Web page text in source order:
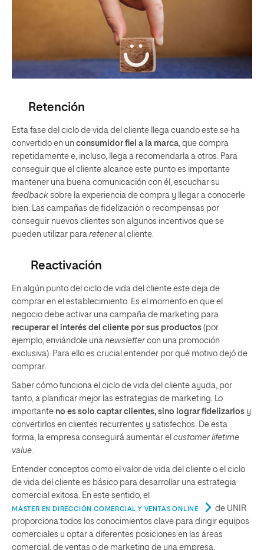
Retención
Esta fase del ciclo de vida del cliente llega cuando este se ha
convertido en un consumidor fiel a la marca, que compra
repetidamente e, incluso, llega a recomendarla a otros. Para
conseguir que el cliente alcance este punto es importante
mantener una buena comunicación con él, escuchar su
feedback sobre la experiencia de compra y llegar a conocerle
bien. Las campañas de fidelización o recompensas por
conseguir nuevos clientes son algunos incentivos que se
pueden utilizar para reteneral cliente.
Reactivación
En algún punto del ciclo de vida del cliente este deja de
comprar en el establecimiento. Es el momento en que el
negocio debe activar una campaña de marketing para
recuperar el interés del cliente por sus productos (por
ejemplo, enviándole una newslettercon una promoción
exclusiva). Para ello es crucial entender por qué motivo dejó de
comprar.
Saber cómo funciona el ciclo de vida del cliente ayuda, por
tanto, a planificar mejor las estrategias de marketing. Lo
importante no es solo captar clientes, sino lograr fidelizarlos y
convertirlos en clientes recurrentes y satisfechos. De esta
forma, la empresa conseguirá aumentar el customer lifetime
value.
Entender conceptos como el valor de vida del cliente o el ciclo
de vida del cliente es básico para desarrollar una estrategia
comercial exitosa. En este sentido, el
MÁSTER EN DIRECCIÓN COMERCIAL Y VENTAS ONLINE
de UNIR
proporciona todos los conocimientos clave para dirigir equipos
comerciales u optar a diferentes posiciones en las áreas
comercial, de ventas o de marketing de una empresa.